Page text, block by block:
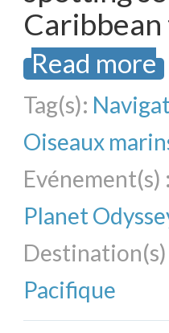
Read more
Tag(s):
Oiseaux
Evénement(s) :
Planet
Destination(s)
Pacifique